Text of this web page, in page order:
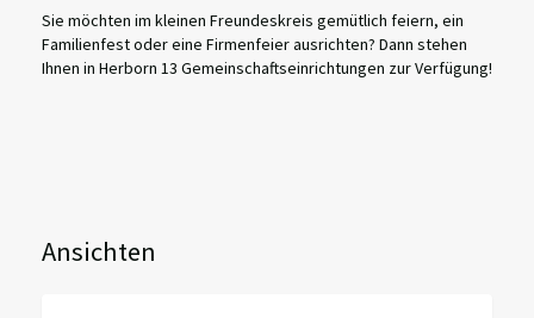
Sie möchten im kleinen Freundeskreis gemütlich feiern, ein
Familienfest oder eine Firmenfeier ausrichten? Dann stehen
Ihnen in Herborn 13 Gemeinschaftseinrichtungen zur Verfügung!
Ansichten